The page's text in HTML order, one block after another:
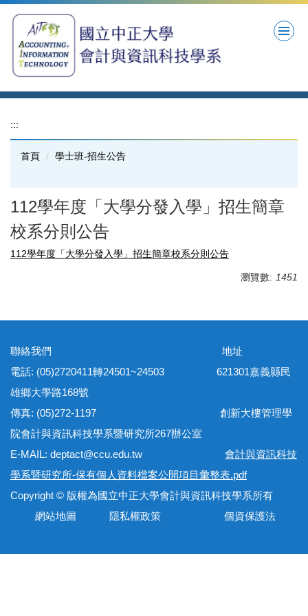
到
區
:::
首頁 學士班-招生公告
112學年度「大學分發入學」招生簡章
校系分則公告
112學年度「大學分發入學」招生簡章校系分則公告
瀏覽數: 1451
聯絡我們 地址
電話: (05)2720411轉24501~24503 621301嘉義縣民
雄鄉大學路168號
傳真: (05)272-1197 創新大樓管理學
院會計與資訊科技學系暨研究所267辦公室
E-MAIL: deptact@ccu.edu.tw 會計與資訊科技
學系暨研究所-保有個人資料檔案公開項目彙整表.pdf
Copyright © 版權為國立中正大學會計與資訊科技學系所有
網站地圖 隱私權政策 個資保護法